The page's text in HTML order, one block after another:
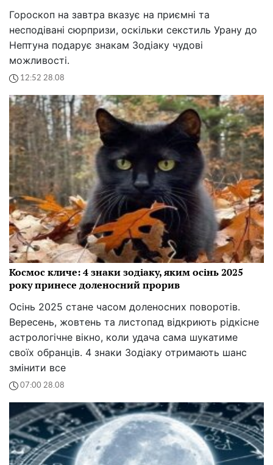
Гороскоп на завтра вказує на приємні та
несподівані сюрпризи, оскільки секстиль Урану до
Нептуна подарує знакам Зодіаку чудові
можливості.
12:52 28.08
Космос кличе: 4 знаки зодіаку, яким осінь 2025
року принесе доленосний прорив
Осінь 2025 стане часом доленосних поворотів.
Вересень, жовтень та листопад відкриють рідкісне
астрологічне вікно, коли удача сама шукатиме
своїх обранців. 4 знаки Зодіаку отримають шанс
змінити все
07:00 28.08